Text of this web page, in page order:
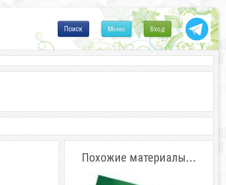
Вход
Меню
Поиск
Похожие материалы...